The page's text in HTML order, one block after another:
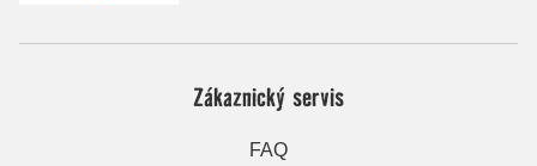
Zákaznický servis
FAQ